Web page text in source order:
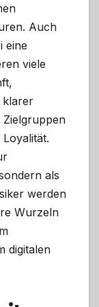
Auch
eine
viele
klarer
Zielgruppen
als
werden
Wurzeln
digitalen